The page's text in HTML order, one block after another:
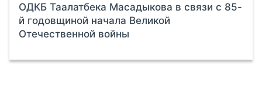
ОДКБ Таалатбека Масадыкова в связи с 85-
й годовщиной начала Великой
Отечественной войны